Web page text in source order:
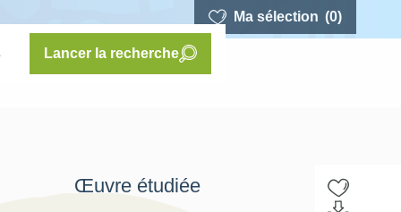
Ma sélection (0)
Lancer la recherche
Œuvre étudiée